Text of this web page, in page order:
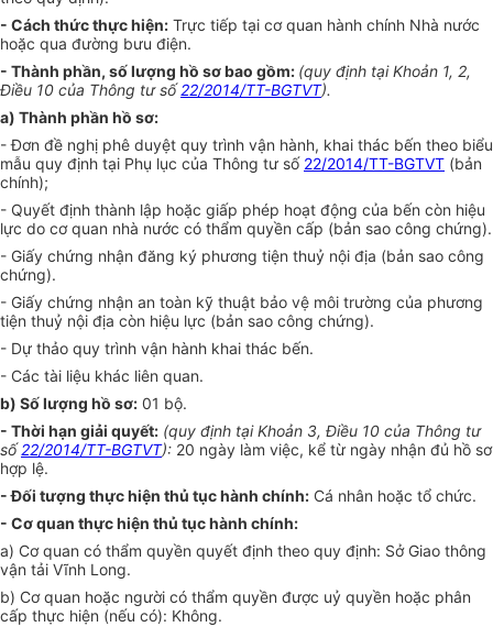
- Cách thức thực hiện: Trực tiếp tại cơ quan hành chính Nhà nước
hoặc qua đường bưu điện.
- Thành phần, số lượng hồ sơ bao gồm: (quy định tại Khoản 1, 2,
Điều 10 của Thông tư số22/2014/TT-BGTVT).
a) Thành phần hồ sơ:
- Đơn đề nghị phê duyệt quy trình vận hành, khai thác bến theo biểu
mẫu quy định tại Phụ lục của Thông tư số 22/2014/TT-BGTVT (bản
chính);
- Quyết định thành lập hoặc giấp phép hoạt động của bến còn hiệu
lực do cơ quan nhà nước có thẩm quyền cấp (bản sao công chứng).
- Giấy chứng nhận đăng ký phương tiện thuỷ nội địa (bản sao công
chứng).
- Giấy chứng nhận an toàn kỹ thuật bảo vệ môi trường của phương
tiện thuỷ nội địa còn hiệu lực (bản sao công chứng).
- Dự thảo quy trình vận hành khai thác bến.
- Các tài liệu khác liên quan.
b) Số lượng hồ sơ: 01 bộ.
- Thời hạn giải quyết: (quy định tại Khoản 3, Điều 10 của Thông tư
số22/2014/TT-BGTVT): 20 ngày làm việc, kể từ ngày nhận đủ hồ sơ
hợp lệ.
- Đối tượng thực hiện thủ tục hành chính: Cá nhân hoặc tổ chức.
- Cơ quan thực hiện thủ tục hành chính:
a) Cơ quan có thẩm quyền quyết định theo quy định: Sở Giao thông
vận tải Vĩnh Long.
b) Cơ quan hoặc người có thẩm quyền được uỷ quyền hoặc phân
cấp thực hiện (nếu có): Không.